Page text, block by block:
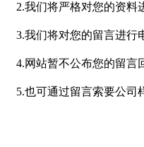
2.我们将严格对您的资料
3.我们将对您的留言进行
4.网站暂不公布您的留言
5.也可通过留言索要公司